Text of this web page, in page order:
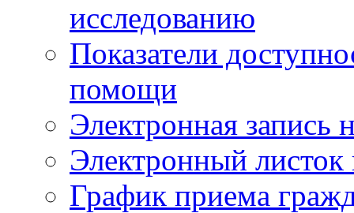
исследованию
Показатели
помощи
Электронная запись
Электронный листок
График приема